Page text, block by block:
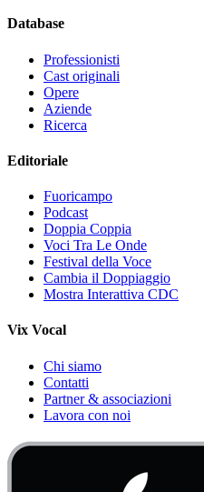
Database
Professionisti
Cast originali
Opere
Aziende
Ricerca
Editoriale
Fuoricampo
Podcast
Doppia Coppia
Voci Tra Le Onde
Festival della Voce
Cambia il Doppiaggio
Mostra Interattiva CDC
Vix Vocal
Chi siamo
Contatti
Partner & associazioni
Lavora con noi